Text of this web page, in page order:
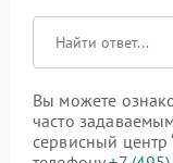
Вы можете
часто
сервисный центр